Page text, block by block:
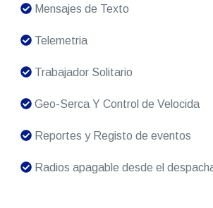
Mensajes de Texto
Telemetria
Trabajador Solitario
Geo-Serca Y Control de Velocida
Reportes y Registo de eventos
Radios apagable desde el